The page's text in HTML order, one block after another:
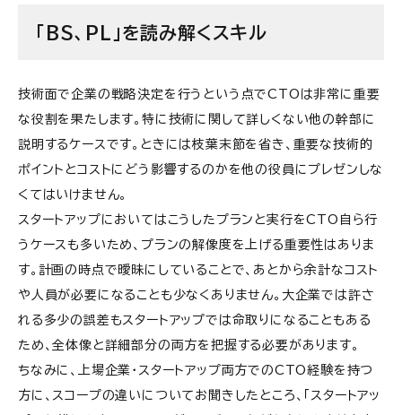
「BS、PL」を読み解くスキル
技術面で企業の戦略決定を行うという点でCTOは非常に重要
な役割を果たします。特に技術に関して詳しくない他の幹部に
説明するケースです。ときには枝葉末節を省き、重要な技術的
ポイントとコストにどう影響するのかを他の役員にプレゼンしな
くてはいけません。
スタートアップにおいてはこうしたプランと実行をCTO自ら行
うケースも多いため、プランの解像度を上げる重要性はありま
す。計画の時点で曖昧にしていることで、あとから余計なコスト
や人員が必要になることも少なくありません。大企業では許さ
れる多少の誤差もスタートアップでは命取りになることもある
ため、全体像と詳細部分の両方を把握する必要があります。
ちなみに、上場企業・スタートアップ両方でのCTO経験を持つ
方に、スコープの違いについてお聞きしたところ、「スタートアッ